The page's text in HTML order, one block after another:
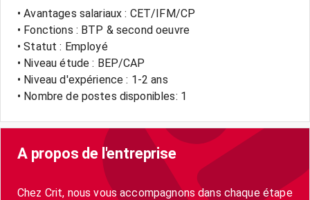
• Avantages salariaux : CET/IFM/CP
• Fonctions : BTP & second oeuvre
• Statut : Employé
• Niveau étude : BEP/CAP
• Niveau d'expérience : 1-2 ans
• Nombre de postes disponibles: 1
A propos de l'entreprise
Chez Crit, nous vous accompagnons dans chaque étape